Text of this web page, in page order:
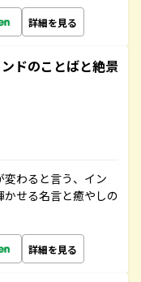
詳細を見る
ドのことばと絶景
わると言う、イン
かせる名言と癒やしの
詳細を見る